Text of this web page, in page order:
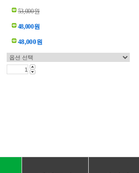
53,000원
48,000원
48,000원